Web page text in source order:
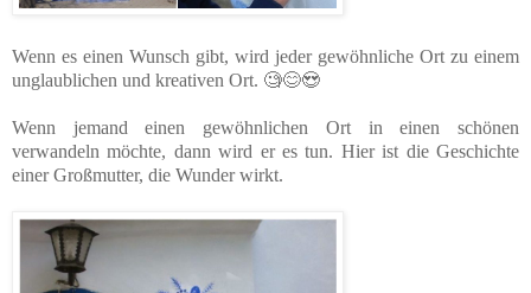
Wenn es einen Wunsch gibt, wird jeder gewöhnliche Ort zu einem
unglaublichen und kreativen Ort. 🧐😊😍
Wenn jemand einen gewöhnlichen Ort in einen schönen
verwandeln möchte, dann wird er es tun. Hier ist die Geschichte
einer Großmutter, die Wunder wirkt.